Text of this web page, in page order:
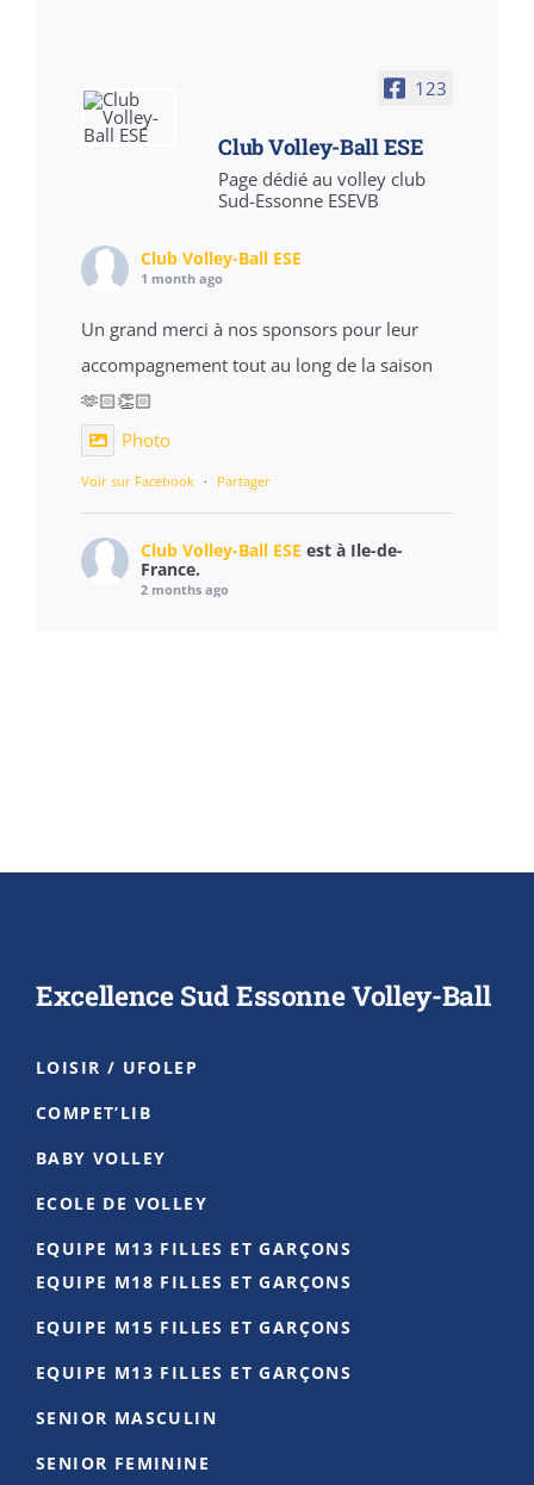
123
Club Volley-Ball ESE
Page dédié au volley club
Sud-Essonne ESEVB
Club Volley-Ball ESE
1 month ago
Un grand merci à nos sponsors pour leur
accompagnement tout au long de la saison
🫶🏻👏🏻
Photo
Voir sur Facebook · Partager
Club Volley-Ball ESE est à Ile-de-
France.
2 months ago
manière très fluide et tout le monde a
apprécié le tournoi not ...
Club Volley-Ball ESE
stage de l'Equipe de France U17 ! 🔵
Un beau résultat pour le joueur mais
accompagné depuis son premier jour 💪🏻
Photo
Voir sur Facebook ·
Excellence Sud Essonne Volley-Ball
LOISIR / UFOLEP
COMPET’LIB
BABY VOLLEY
ECOLE DE VOLLEY
EQUIPE M13 FILLES ET GARÇONS
EQUIPE M18 FILLES ET GARÇONS
EQUIPE M15 FILLES ET GARÇONS
EQUIPE M13 FILLES ET GARÇONS
SENIOR MASCULIN
SENIOR FEMININE